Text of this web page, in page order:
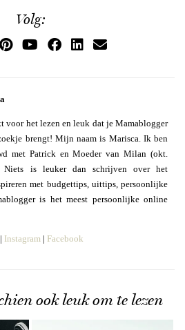
Volg:
voor het lezen en leuk dat je Mamablogger
brengt! Mijn naam is Marisca. Ik ben
met Patrick en Moeder van Milan (okt.
Niets is leuker dan schrijven over het
met budgettips, uittips, persoonlijke
is het meest persoonlijke online
| Instagram | Facebook
ook leuk om te lezen